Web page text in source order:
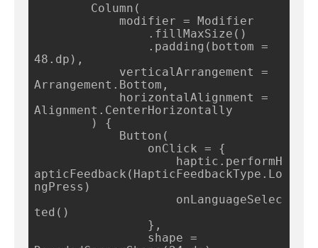
Column(
modifier = Modifier
.fillMaxSize()
.padding(bottom =
48.dp),
verticalArrangement =
Arrangement.Bottom,
horizontalAlignment =
Alignment.CenterHorizontally
) {
Button(
onClick = {
haptic.performH
apticFeedback(HapticFeedbackType.Lo
ngPress)
onLanguageSelec
ted()
},
shape =